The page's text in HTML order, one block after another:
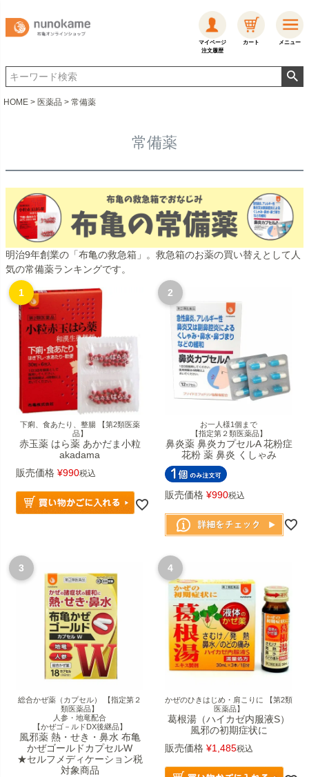
マイページ
注文履歴
カート メニュー
HOME 医薬品 常備薬
常備薬
明治9年創業の「布亀の救急箱」。救急箱のお薬の買い替えとして人
気の常備薬ランキングです。
下痢、食あたり、整腸 【第2類医薬
品】
赤玉薬 はら薬 あかだま小粒
akadama
販売価格 ¥990税込
お一人様1個まで
【指定第２類医薬品】
鼻炎薬 鼻炎カプセルA 花粉症
花粉 薬 鼻炎 くしゃみ
販売価格 ¥990税込
総合かぜ薬（カプセル） 【指定第２
類医薬品】
人参・地竜配合
【かぜゴ－ルドDX後継品】
風邪薬 熱・せき・鼻水 布亀
かぜゴールドカプセルW
★セルフメディケーション税
対象商品
かぜのひきはじめ・肩こりに 【第2類
医薬品】
葛根湯（ハイカゼ内服液S）
風邪の初期症状に
販売価格 ¥1,485税込